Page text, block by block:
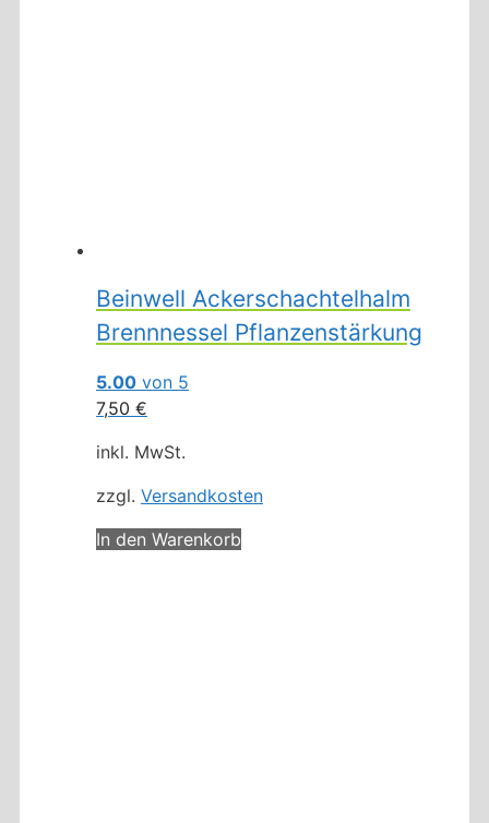
Beinwell Ackerschachtelhalm
Brennnessel Pflanzenstärkung
5.00 von 5
7,50 €
inkl. MwSt.
zzgl. Versandkosten
In den Warenkorb